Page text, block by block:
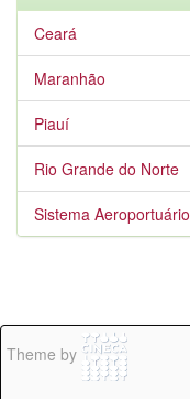
Ceará
Maranhão
Piauí
Rio Grande do Norte
Sistema Aeroportuário
Theme by